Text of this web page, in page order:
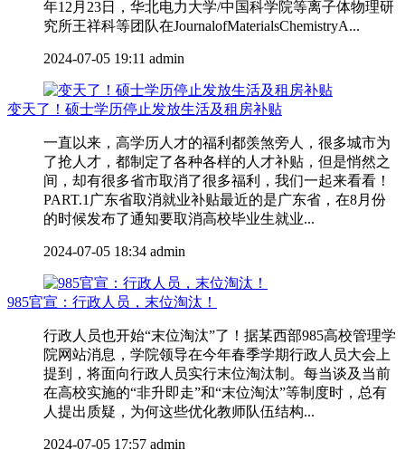
年12月23日，华北电力大学/中国科学院等离子体物理研
究所王祥科等团队在JournalofMaterialsChemistryA...
2024-07-05 19:11 admin
变天了！硕士学历停止发放生活及租房补贴
一直以来，高学历人才的福利都羡煞旁人，很多城市为
了抢人才，都制定了各种各样的人才补贴，但是悄然之
间，却有很多省市取消了很多福利，我们一起来看看！
PART.1广东省取消就业补贴最近的是广东省，在8月份
的时候发布了通知要取消高校毕业生就业...
2024-07-05 18:34 admin
985官宣：行政人员，末位淘汰！
行政人员也开始“末位淘汰”了！据某西部985高校管理学
院网站消息，学院领导在今年春季学期行政人员大会上
提到，将面向行政人员实行末位淘汰制。每当谈及当前
在高校实施的“非升即走”和“末位淘汰”等制度时，总有
人提出质疑，为何这些优化教师队伍结构...
2024-07-05 17:57 admin